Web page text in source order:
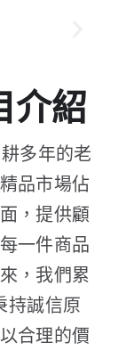
介紹
多年的老
品市場佔
，提供顧
一件商品
，我們累
持誠信原
合理的價